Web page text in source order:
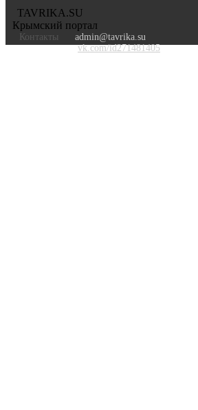
TAVRIKA.SU
Крымский портал
Контакты
admin@tavrika.su
vk.com/id271481405